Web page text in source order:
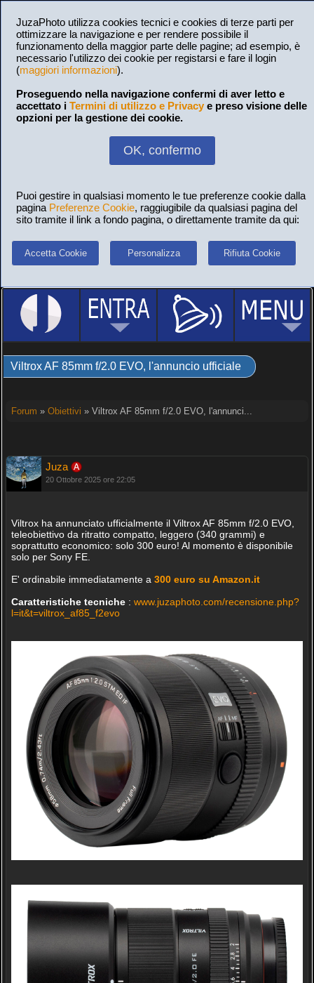
JuzaPhoto utilizza cookies tecnici e cookies di terze parti per
ottimizzare la navigazione e per rendere possibile il
funzionamento della maggior parte delle pagine; ad esempio, è
necessario l'utilizzo dei cookie per registarsi e fare il login
(maggiori informazioni).
Proseguendo nella navigazione confermi di aver letto e
accettato i Termini di utilizzo e Privacy e preso visione delle
opzioni per la gestione dei cookie.
OK, confermo
Puoi gestire in qualsiasi momento le tue preferenze cookie dalla
pagina Preferenze Cookie, raggiugibile da qualsiasi pagina del
sito tramite il link a fondo pagina, o direttamente tramite da qui:
Accetta Cookie Personalizza Rifiuta Cookie
Viltrox AF 85mm f/2.0 EVO, l'annuncio ufficiale
Forum » Obiettivi » Viltrox AF 85mm f/2.0 EVO, l'annunci...
Juza
20 Ottobre 2025 ore 22:05
Viltrox ha annunciato ufficialmente il Viltrox AF 85mm f/2.0 EVO,
teleobiettivo da ritratto compatto, leggero (340 grammi) e
soprattutto economico: solo 300 euro! Al momento è disponibile
solo per Sony FE.
E' ordinabile immediatamente a 300 euro su Amazon.it
Caratteristiche tecniche: www.juzaphoto.com/recensione.php?
l=it&t=viltrox_af85_f2evo